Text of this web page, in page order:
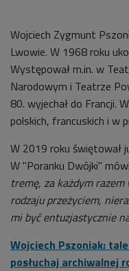
Wojciech Zygmunt
Lwowie. W 1968 roku
Występował m.in. w
Narodowym i Teatrze
80. wyjechał do Francji.
polskich, francuskich i w
W 2019 roku świętował
W "Poranku Dwójki"
tremę, za każdym
rodzaju przeżyciem,
mi być entuzjastycznie
Wojciech Pszoniak:
posłuchaj archiwalnej